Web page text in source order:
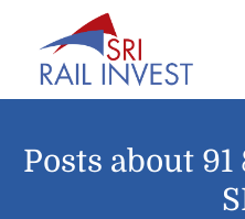
Posts about 91